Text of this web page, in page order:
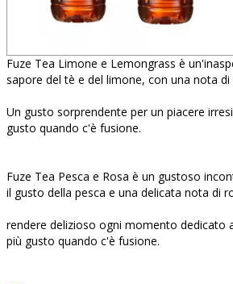
Fuze Tea Limone e Lemongrass è
sapore del tè e del limone, con una nota di
Un gusto sorprendente per un piacere
gusto quando c'è fusione.
Fuze Tea Pesca e Rosa è un gustoso
il gusto della pesca e una delicata nota di
rendere delizioso ogni momento dedicato
più gusto quando c'è fusione.